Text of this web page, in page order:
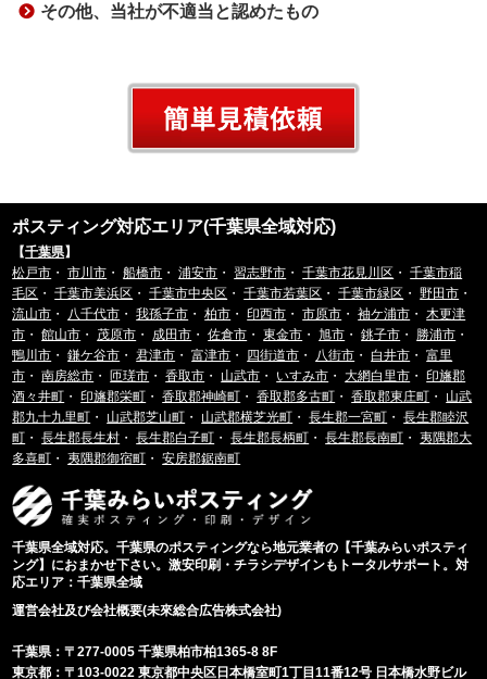
その他、当社が不適当と認めたもの
ポスティング対応エリア(千葉県全域対応)
【千葉県】
松戸市 ・市川市 ・船橋市 ・浦安市 ・習志野市 ・千葉市花見川区 ・千葉市稲
毛区 ・千葉市美浜区 ・千葉市中央区 ・千葉市若葉区 ・千葉市緑区 ・野田市 ・
流山市 ・ 八千代市 ・我孫子市 ・柏市 ・印西市 ・市原市 ・袖ケ浦市 ・ 木更津
市 ・館山市 ・ 茂原市 ・ 成田市 ・佐倉市 ・東金市 ・旭市 ・銚子市 ・ 勝浦市 ・
鴨川市 ・鎌ケ谷市 ・君津市 ・富津市 ・ 四街道市 ・ 八街市 ・白井市 ・富里
市 ・南房総市 ・匝瑳市 ・香取市 ・ 山武市 ・ いすみ市 ・大網白里市 ・印旛郡
酒々井町 ・印旛郡栄町 ・香取郡神崎町 ・香取郡多古町 ・香取郡東庄町 ・ 山武
郡九十九里町 ・ 山武郡芝山町 ・ 山武郡横芝光町 ・長生郡一宮町 ・長生郡睦沢
町 ・長生郡長生村 ・長生郡白子町 ・長生郡長柄町 ・長生郡長南町 ・夷隅郡大
多喜町 ・夷隅郡御宿町 ・安房郡鋸南町
千葉県全域対応。千葉県のポスティングなら地元業者の【千葉みらいポスティ
ング】におまかせ下さい。激安印刷・チラシデザインもトータルサポート。対
応エリア：千葉県全域
運営会社及び会社概要(未來総合広告株式会社)
千葉県：〒277-0005 千葉県柏市柏1365-8 8F
東京都：〒103-0022 東京都中央区日本橋室町1丁目11番12号 日本橋水野ビル